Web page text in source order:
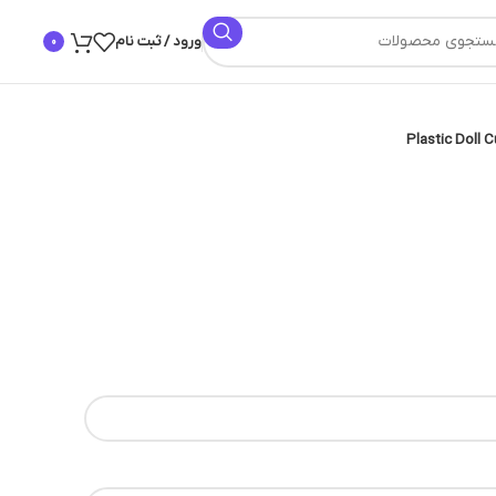
ورود / ثبت نام 0